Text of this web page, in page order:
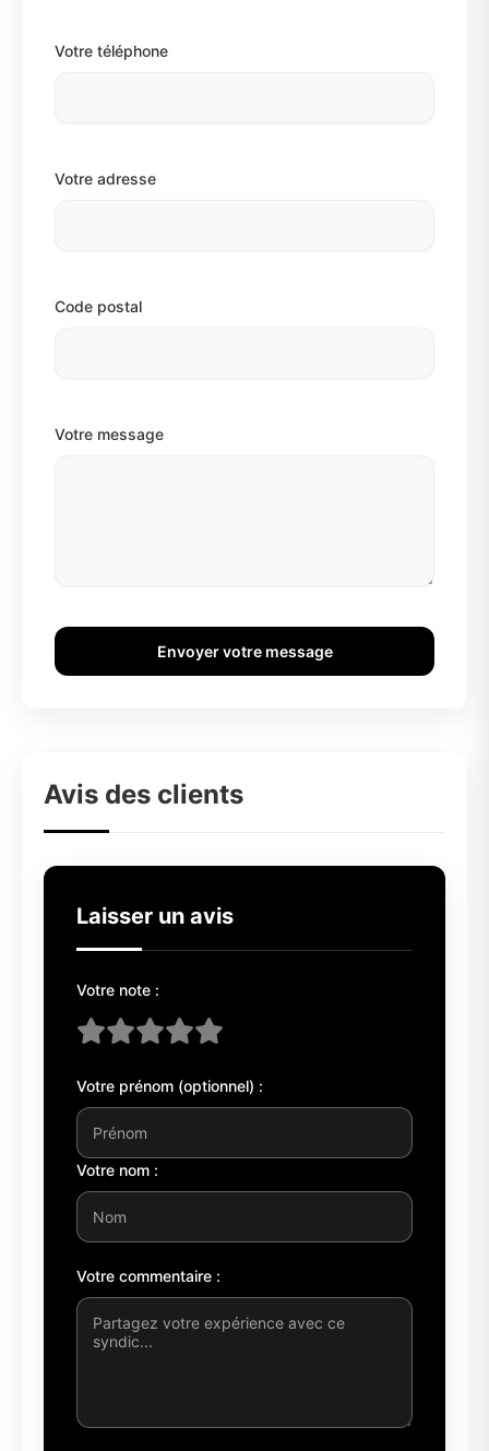
Votre téléphone
Votre adresse
Code postal
Votre message
Envoyer votre message
Avis des clients
Laisser un avis
Votre note :
Votre prénom (optionnel) :
Votre nom :
Votre commentaire :